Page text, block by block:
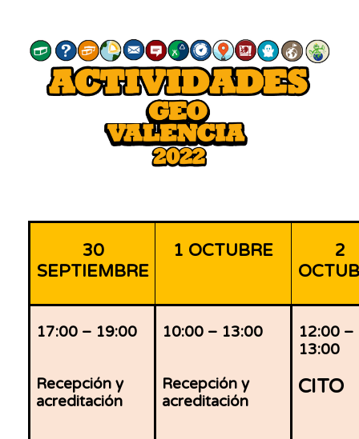
30
SEPTIEMBRE
1 OCTUBRE
2
17:00 – 19:00 10:00 – 13:00
12:00 –
13:00
Recepción y
acreditación
Recepción y
acreditación
CITO